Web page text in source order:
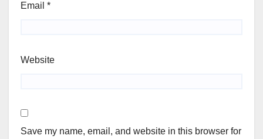
Email *
Website
Save my name, email, and website in this browser for